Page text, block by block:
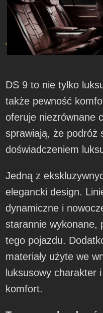
DS 9 to nie tylko
także pewność
oferuje niezrównane
sprawiają, że podróż
doświadczeniem
Jedną z
elegancki design.
dynamiczne i
starannie wykonane,
tego pojazdu.
materiały użyte we
luksusowy charakter
komfort.